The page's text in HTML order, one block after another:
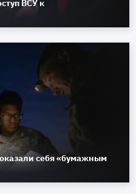
ВСУ к
себя «бумажным